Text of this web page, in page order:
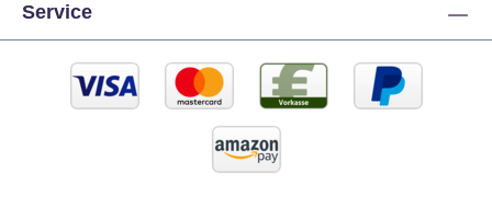
Service